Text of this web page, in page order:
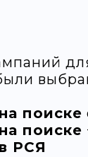
поиске
поиске
РСЯ